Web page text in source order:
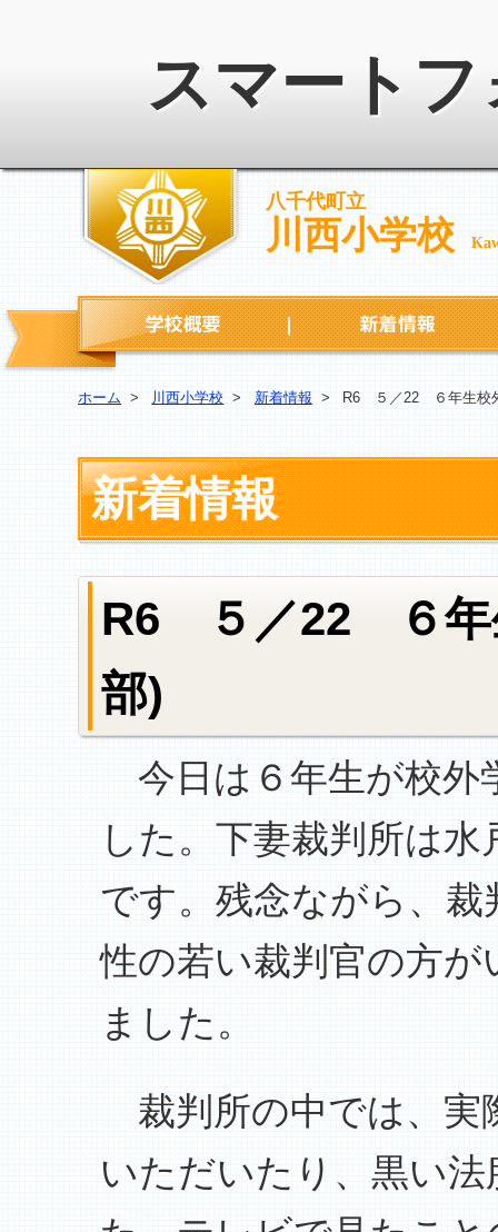
スマート
八千代町立
川西小学校
学校概要
ホーム > 川西小学校 > 新着情報 > R6 ５／22 ６年生校
新着情報
R6 ５／22 ６年
部)
今日は６年生が校外
した。下妻裁判所は
です。残念ながら、
性の若い裁判官の方
ました。
裁判所の中では、実
いただいたり、黒い